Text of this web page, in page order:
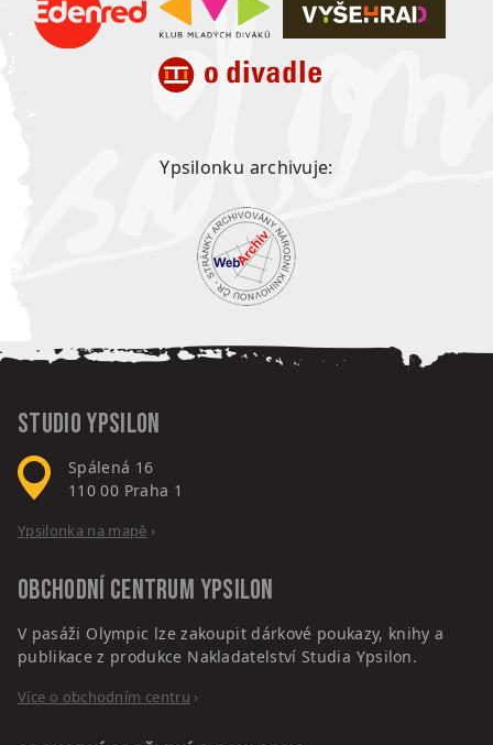
Ypsilonku archivuje:
Studio Ypsilon
Spálená 16
110 00 Praha 1
Ypsilonka na mapě ›
Obchodní centrum Ypsilon
V pasáži Olympic lze zakoupit dárkové poukazy, knihy a
publikace z produkce Nakladatelství Studia Ypsilon.
Více o obchodním centru ›